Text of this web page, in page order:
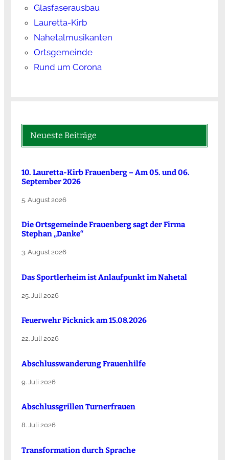
Glasfaserausbau
Lauretta-Kirb
Nahetalmusikanten
Ortsgemeinde
Rund um Corona
Neueste Beiträge
10. Lauretta-Kirb Frauenberg – Am 05. und 06.
September 2026
5. August 2026
Die Ortsgemeinde Frauenberg sagt der Firma
Stephan „Danke“
3. August 2026
Das Sportlerheim ist Anlaufpunkt im Nahetal
25. Juli 2026
Feuerwehr Picknick am 15.08.2026
22. Juli 2026
Abschlusswanderung Frauenhilfe
9. Juli 2026
Abschlussgrillen Turnerfrauen
8. Juli 2026
Transformation durch Sprache